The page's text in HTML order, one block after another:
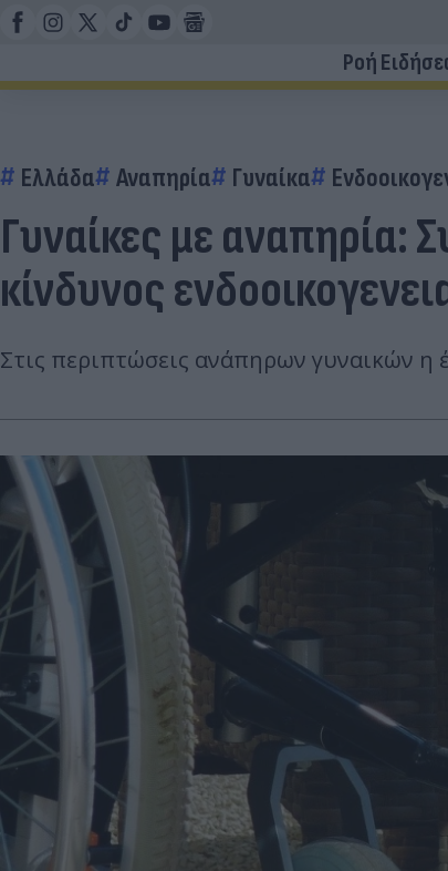
Ροή
Ελλάδα Αναπηρία Γυναίκα
Γυναίκες με αναπηρία:
κίνδυνος
Στις περιπτώσεις ανάπηρων γυναικών η